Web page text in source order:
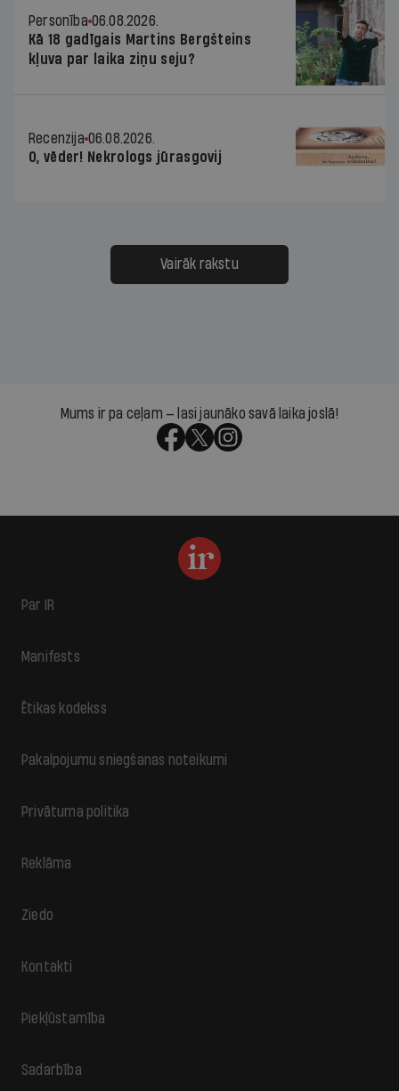
Personība 06.08.2026.
Kā 18 gadīgais Martins Bergšteins
kļuva par laika ziņu seju?
Recenzija 06.08.2026.
O, vēder! Nekrologs jūrasgovij
Vairāk rakstu
Mums ir pa ceļam — lasi jaunāko savā laika joslā!
Par IR
Manifests
Ētikas kodekss
Pakalpojumu sniegšanas noteikumi
Privātuma politika
Reklāma
Ziedo
Kontakti
Piekļūstamība
Sadarbība